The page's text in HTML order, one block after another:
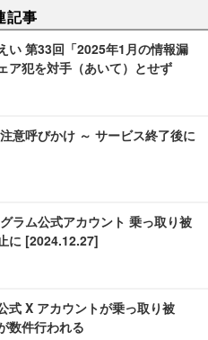
記事
い 第33回「2025年1月の情報漏
ア犯を対手（あいて）とせず
意呼びかけ ～ サービス終了後に
ラム公式アカウント 乗っ取り被
に [2024.12.27]
式 X アカウントが乗っ取り被
数件行われる